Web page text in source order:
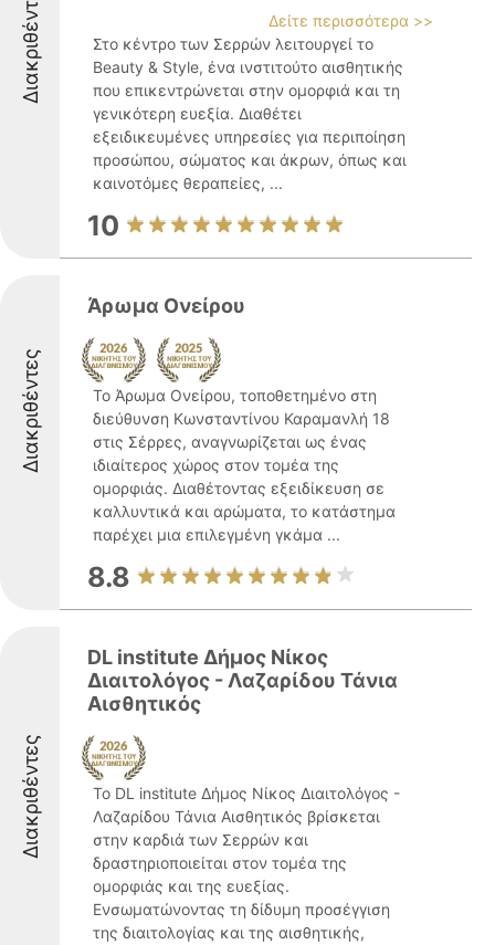
Διακριθέντες
Δείτε περισσότερα >>
Στο κέντρο των Σερρών λειτουργεί το
Beauty & Style, ένα ινστιτούτο αισθητικής
που επικεντρώνεται στην ομορφιά και τη
γενικότερη ευεξία. Διαθέτει
εξειδικευμένες υπηρεσίες για περιποίηση
προσώπου, σώματος και άκρων, όπως και
καινοτόμες θεραπείες, ...
10
Διακριθέντες
Άρωμα Ονείρου
Το Άρωμα Ονείρου, τοποθετημένο στη
διεύθυνση Κωνσταντίνου Καραμανλή 18
στις Σέρρες, αναγνωρίζεται ως ένας
ιδιαίτερος χώρος στον τομέα της
ομορφιάς. Διαθέτοντας εξειδίκευση σε
καλλυντικά και αρώματα, το κατάστημα
παρέχει μια επιλεγμένη γκάμα ...
8.8
Διακριθέντες
DL institute Δήμος Νίκος
Διαιτολόγος - Λαζαρίδου Τάνια
Αισθητικός
Το DL institute Δήμος Νίκος Διαιτολόγος -
Λαζαρίδου Τάνια Αισθητικός βρίσκεται
στην καρδιά των Σερρών και
δραστηριοποιείται στον τομέα της
ομορφιάς και της ευεξίας.
Ενσωματώνοντας τη δίδυμη προσέγγιση
της διαιτολογίας και της αισθητικής,